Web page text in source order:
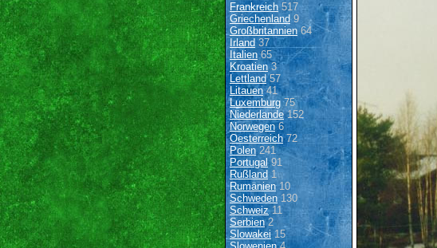
Frankreich517
Griechenland9
Großbritannien64
Irland 37
Italien65
Kroatien3
Lettland57
Litauen41
Luxemburg 75
Niederlande152
Norwegen6
Oesterreich72
Polen 241
Portugal91
Rußland 1
Rumänien10
Schweden 130
Schweiz11
Serbien2
Slowakei15